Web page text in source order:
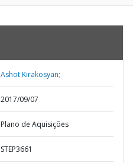
Ashot Kirakosyan;
2017/09/07
Plano de Aquisições
STEP3661